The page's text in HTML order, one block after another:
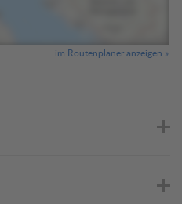
im Routenplaner anzeigen »